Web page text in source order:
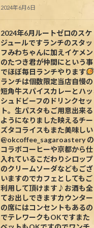
2024年6月6日
2024年6月ルートゼロのスケ
ジュールですランチのスタッ
フみわちゃんに加えイケメン
のたつき君が仲間にという事
でほぼ毎日ランチやります
ランチは個数限定当店自慢の
短角牛スパイスカレーとハッ
シュドビーフのドリンクセッ
ト。生パスタもご用意出来る
ようになりました映えるチー
ズタコライスもまた美味しい
@okcoffee_sagaroastery の
コラボコーヒーや京都から仕
入れているこだわりシロップ
のクリームソーダなどもござ
いますのでカフェとしてもご
利用して頂けます♪お酒も全
てお出しできますカウンター
の席にはコンセントもあるの
でテレワークもOKですまた